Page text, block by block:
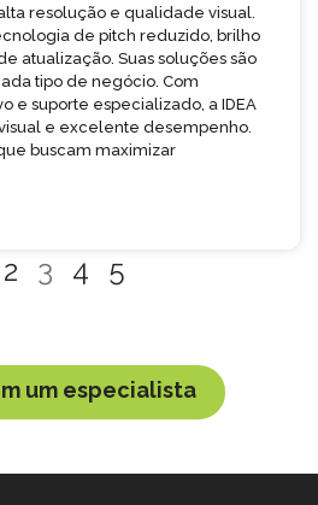
resolução e qualidade visual.
de pitch reduzido, brilho
atualização. Suas soluções são
tipo de negócio. Com
e suporte especializado, a IDEA
e excelente desempenho.
buscam maximizar
2 3 4 5
um especialista